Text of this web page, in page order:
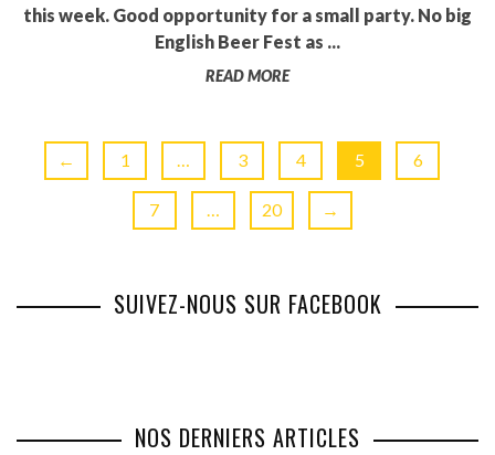
this week. Good opportunity for a small party. No big
English Beer Fest as ...
READ MORE
← 1 3 4 5 6
7 20 →
SUIVEZ-NOUS SUR FACEBOOK
NOS DERNIERS ARTICLES